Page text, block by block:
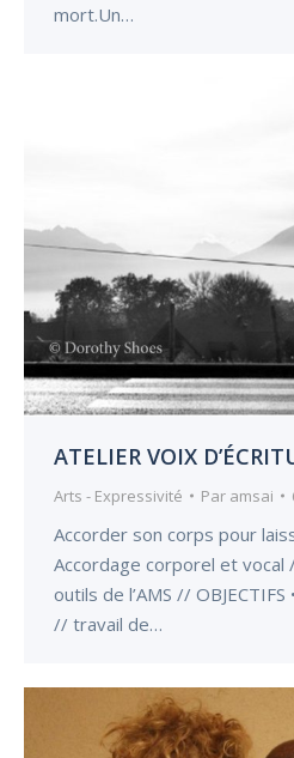
mort.Un…
ATELIER VOIX
Arts - Expressivité Par amsai
Accorder son corps pour
Accordage corporel et
outils de l’AMS //
// travail de…